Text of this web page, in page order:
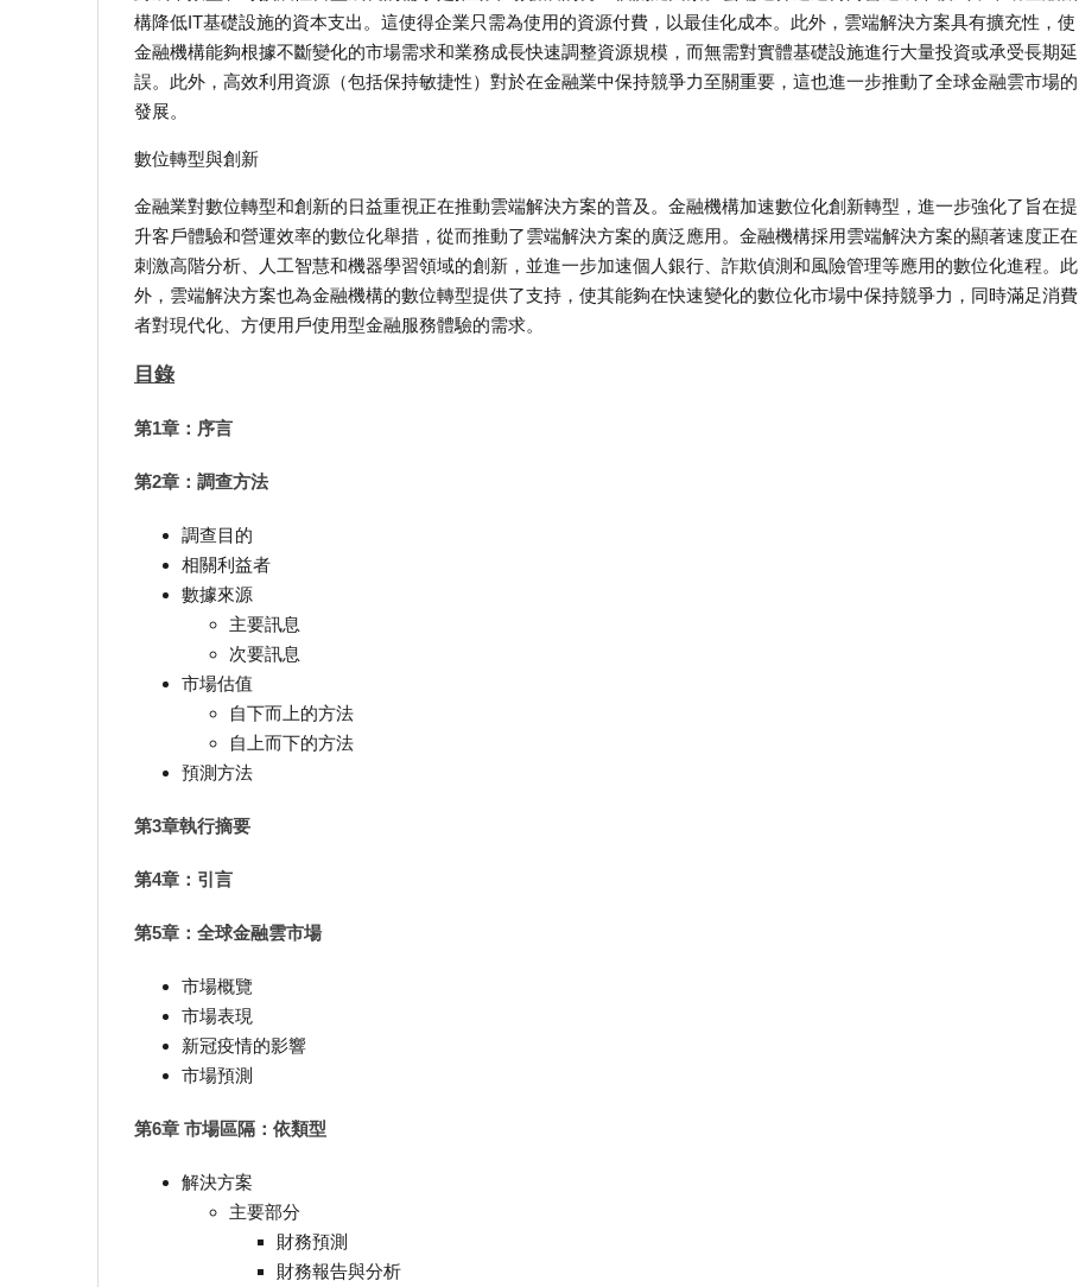
構降低IT基礎設施的資本支出。這使得企業只需為使用的資源付費，以最佳化成本。此外，雲端解決方案具有擴充性，使
金融機構能夠根據不斷變化的市場需求和業務成長快速調整資源規模，而無需對實體基礎設施進行大量投資或承受長期延
誤。此外，高效利用資源（包括保持敏捷性）對於在金融業中保持競爭力至關重要，這也進一步推動了全球金融雲市場的
發展。
數位轉型與創新
金融業對數位轉型和創新的日益重視正在推動雲端解決方案的普及。金融機構加速數位化創新轉型，進一步強化了旨在提
升客戶體驗和營運效率的數位化舉措，從而推動了雲端解決方案的廣泛應用。金融機構採用雲端解決方案的顯著速度正在
刺激高階分析、人工智慧和機器學習領域的創新，並進一步加速個人銀行、詐欺偵測和風險管理等應用的數位化進程。此
外，雲端解決方案也為金融機構的數位轉型提供了支持，使其能夠在快速變化的數位化市場中保持競爭力，同時滿足消費
者對現代化、方便用戶使用型金融服務體驗的需求。
目錄
第1章：序言
第2章：調查方法
調查目的
相關利益者
數據來源
主要訊息
次要訊息
市場估值
自下而上的方法
自上而下的方法
預測方法
第3章執行摘要
第4章：引言
第5章：全球金融雲市場
市場概覽
市場表現
新冠疫情的影響
市場預測
第6章 市場區隔：依類型
解決方案
主要部分
財務預測
財務報告與分析